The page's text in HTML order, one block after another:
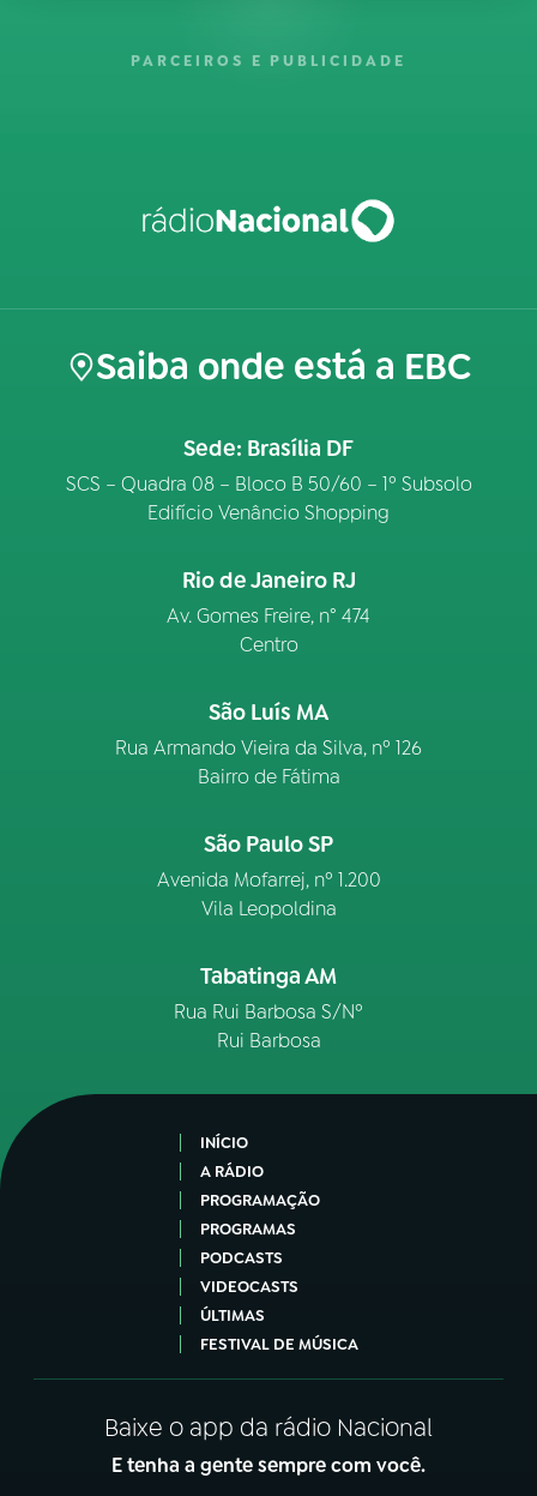
PARCEIROS E PUBLICIDADE
Saiba onde está a EBC
Sede: Brasília DF
SCS – Quadra 08 – Bloco B 50/60 – 1º Subsolo
Edifício Venâncio Shopping
Rio de Janeiro RJ
Av. Gomes Freire, n° 474
Centro
São Luís MA
Rua Armando Vieira da Silva, nº 126
Bairro de Fátima
São Paulo SP
Avenida Mofarrej, nº 1.200
Vila Leopoldina
Tabatinga AM
Rua Rui Barbosa S/Nº
Rui Barbosa
INÍCIO
A RÁDIO
PROGRAMAÇÃO
PROGRAMAS
PODCASTS
VIDEOCASTS
ÚLTIMAS
FESTIVAL DE MÚSICA
Baixe o app da rádio Nacional
E tenha a gente sempre com você.